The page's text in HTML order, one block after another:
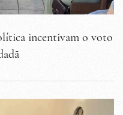
incentivam o voto